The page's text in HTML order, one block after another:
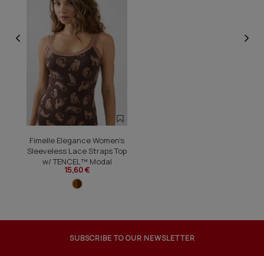
Fimelle Elegance Women's
Sleeveless Lace Straps Top
w/ TENCEL™ Modal
15,60 €
SUBSCRIBE TO OUR NEWSLETTER